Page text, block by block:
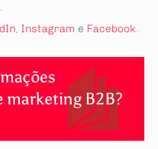
.
, Instagram e Facebook.
marketing B2B?